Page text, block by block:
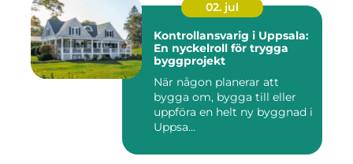
02. jul
Kontrollansvarig i Uppsala:
En nyckelroll för trygga
byggprojekt
När någon planerar att
bygga om, bygga till eller
uppföra en helt ny byggnad i
Uppsa...